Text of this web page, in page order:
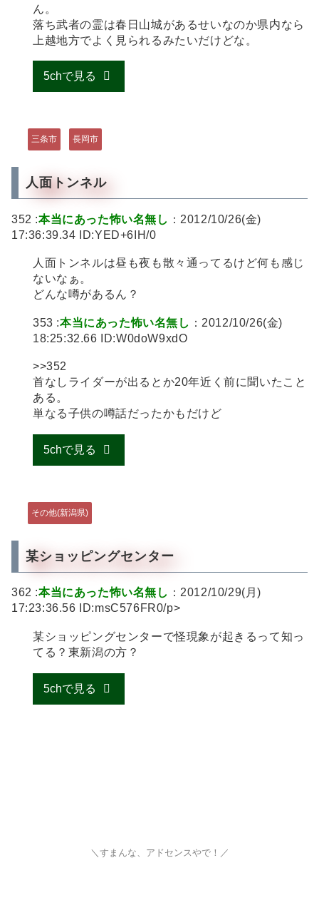
ん。
落ち武者の霊は春日山城があるせいなのか県内なら
上越地方でよく見られるみたいだけどな。
5chで見る
三条市 長岡市
人面トンネル
352 :本当にあった怖い名無し ：2012/10/26(金)
17:36:39.34 ID:YED+6IH/0
人面トンネルは昼も夜も散々通ってるけど何も感じ
ないなぁ。
どんな噂があるん？
353 :本当にあった怖い名無し ：2012/10/26(金)
18:25:32.66 ID:W0doW9xdO
>>352
首なしライダーが出るとか20年近く前に聞いたこと
ある。
単なる子供の噂話だったかもだけど
5chで見る
その他(新潟県)
某ショッピングセンター
362 :本当にあった怖い名無し ：2012/10/29(月)
17:23:36.56 ID:msC576FR0/p>
某ショッピングセンターで怪現象が起きるって知っ
てる？東新潟の方？
5chで見る
＼すまんな、アドセンスやで！／